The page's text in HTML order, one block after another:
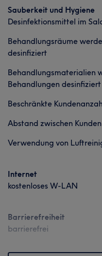
Was unsere Kunden über
Was unsere Kunden über
Professionell 9
Freundlich 7
Sauberkeit und Hygiene
Desinfektionsmittel im
Behandlungsräume
desinfiziert
Behandlungsmaterialien
Behandlungen desinfiziert
Beschränkte
Abstand zwischen
Verwendung von
Internet
kostenloses W-LAN
Barrierefreiheit
barrierefrei